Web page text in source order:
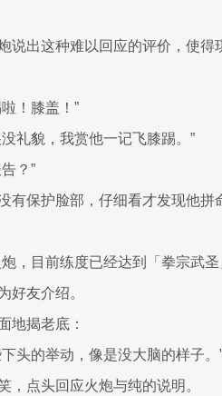
说出这种难以回应的评价，使
！膝盖！”
礼貌，我赏他一记飞膝踢。”
？”
有保护脸部，仔细看才发现他
，目前练度已经达到「拳宗武
好友介绍。
地揭老底：
头的举动，像是没大脑的样子。
，点头回应火炮与纯的说明。